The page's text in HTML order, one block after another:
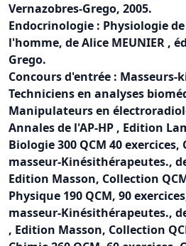
Vernazobres-Grego, 2005.
Endocrinologie : Physiologie
l'homme, de Alice MEUNIER ,
Grego.
Concours d'entrée :
Techniciens en analyses
Manipulateurs en
Annales de l'AP-HP , Edition
Biologie 300 QCM 40
masseur-Kinésithérapeutes.,
Edition Masson, Collection
Physique 190 QCM, 90
masseur-Kinésithérapeutes.,
, Edition Masson, Collection